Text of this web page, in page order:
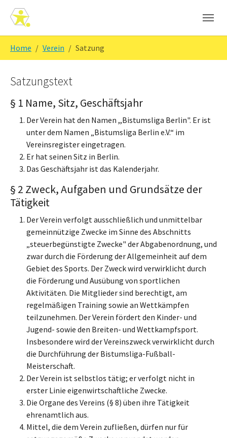
Skip to main navigation
Zum Hauptinhalt springen
Skip to page footer
Home Verein Satzung
Satzungstext
§ 1 Name, Sitz, Geschäftsjahr
Der Verein hat den Namen ,,Bistumsliga Berlin". Er ist
unter dem Namen „Bistumsliga Berlin e.V.“ im
Vereinsregister eingetragen.
Er hat seinen Sitz in Berlin.
Das Geschäftsjahr ist das Kalenderjahr.
§ 2 Zweck, Aufgaben und Grundsätze der
Tätigkeit
Der Verein verfolgt ausschließlich und unmittelbar
gemeinnützige Zwecke im Sinne des Abschnitts
„steuerbegünstigte Zwecke" der Abgabenordnung, und
zwar durch die Förderung der Allgemeinheit auf dem
Gebiet des Sports. Der Zweck wird verwirklicht durch
die Förderung und Ausübung von sportlichen
Aktivitäten. Die Mitglieder sind berechtigt, am
regelmäßigen Training sowie an Wettkämpfen
teilzunehmen. Der Verein fördert den Kinder- und
Jugend- sowie den Breiten- und Wettkampfsport.
Insbesondere wird der Vereinszweck verwirklicht durch
die Durchführung der Bistumsliga-Fußball-
Meisterschaft.
Der Verein ist selbstlos tätig; er verfolgt nicht in
erster Linie eigenwirtschaftliche Zwecke.
Die Organe des Vereins (§ 8) üben ihre Tätigkeit
ehrenamtlich aus.
Mittel, die dem Verein zufließen, dürfen nur für